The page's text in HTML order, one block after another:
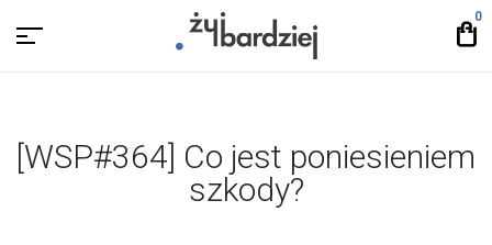
0
[WSP#364] Co jest poniesieniem
szkody?